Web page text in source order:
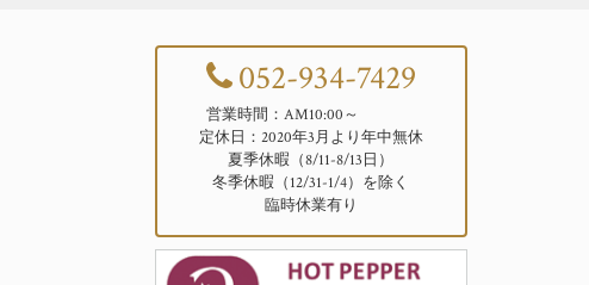
052-934-7429
営業時間：AM10:00～
定休日：2020年3月より年中無休
夏季休暇（8/11-8/13日）
冬季休暇（12/31-1/4）を除く
臨時休業有り